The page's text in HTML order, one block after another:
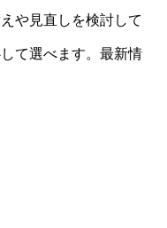
や見直しを検討して
て選べます。最新情